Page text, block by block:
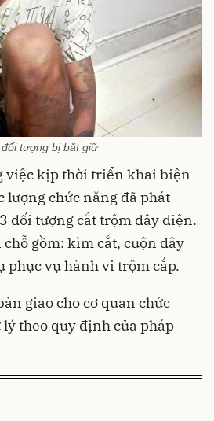
tượng bị bắt giữ
việc kịp thời triển khai biện
lượng chức năng đã phát
đối tượng cắt trộm dây điện.
gồm: kìm cắt, cuộn dây
phục vụ hành vi trộm cắp.
giao cho cơ quan chức
theo quy định của pháp